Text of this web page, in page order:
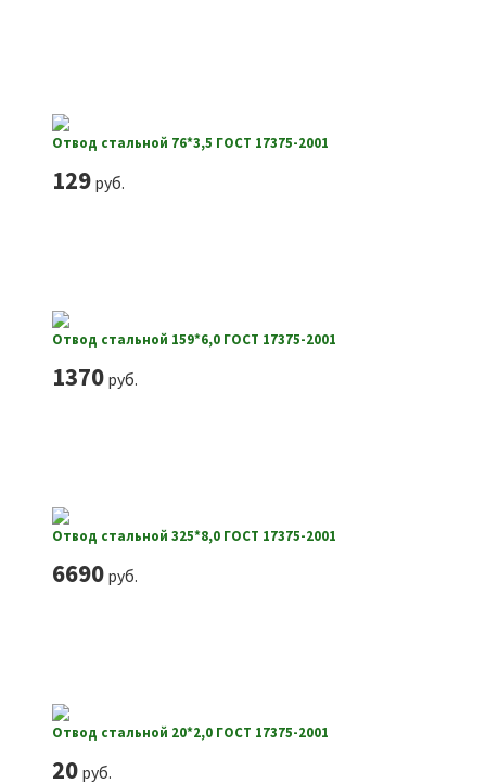
Отвод стальной 76*3,5 ГОСТ 17375-2001
129руб.
Отвод стальной 159*6,0 ГОСТ 17375-2001
1370руб.
Отвод стальной 325*8,0 ГОСТ 17375-2001
6690руб.
Отвод стальной 20*2,0 ГОСТ 17375-2001
20руб.